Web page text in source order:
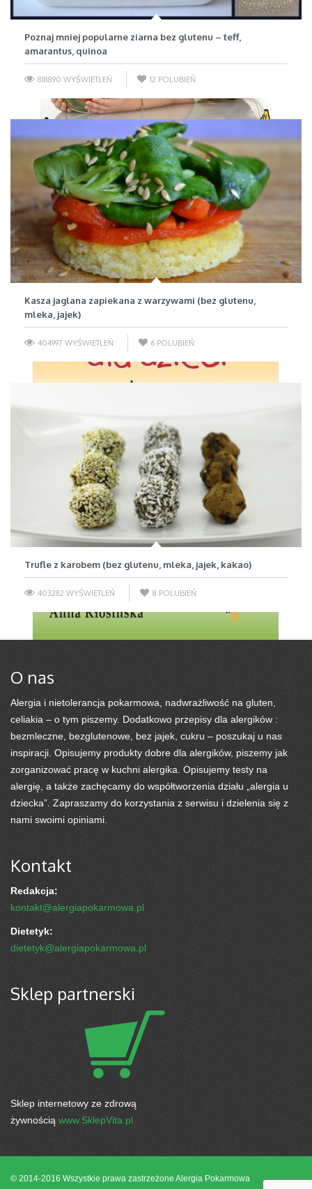
Poznaj mniej popularne ziarna bez glutenu – teff,
amarantus, quinoa
818890 WYŚWIETLEŃ 12 POLUBIEŃ
Kasza jaglana zapiekana z warzywami (bez glutenu,
mleka, jajek)
404997 WYŚWIETLEŃ 6 POLUBIEŃ
Trufle z karobem (bez glutenu, mleka, jajek, kakao)
403282 WYŚWIETLEŃ 8 POLUBIEŃ
O nas
Alergia i nietolerancja pokarmowa, nadwrażliwość na gluten,
celiakia – o tym piszemy. Dodatkowo przepisy dla alergików :
bezmleczne, bezglutenowe, bez jajek, cukru – poszukaj u nas
inspiracji. Opisujemy produkty dobre dla alergików, piszemy jak
zorganizować pracę w kuchni alergika. Opisujemy testy na
alergię, a także zachęcamy do współtworzenia działu „alergia u
dziecka”. Zapraszamy do korzystania z serwisu i dzielenia się z
nami swoimi opiniami.
Kontakt
Redakcja:
kontakt@alergiapokarmowa.pl
Dietetyk:
dietetyk@alergiapokarmowa.pl
Sklep partnerski
Sklep internetowy ze zdrową
żywnością www.SklepVita.pl
© 2014-2016 Wszystkie prawa zastrzeżone Alergia Pokarmowa